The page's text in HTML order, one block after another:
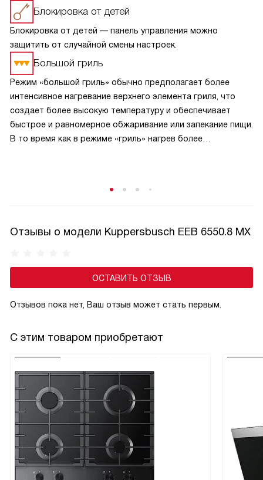
Блокировка от детей
Блокировка от детей — панель управления можно
защитить от случайной смены настроек.
Большой гриль
Режим «большой гриль» обычно предполагает более
интенсивное нагревание верхнего элемента гриля, что
создает более высокую температуру и обеспечивает
быстрое и равномерное обжаривание или запекание пищи.
В то время как в режиме «гриль» нагрев более
Отзывы о модели Kuppersbusch EEB 6550.8 MX
ОСТАВИТЬ ОТЗЫВ
Отзывов пока нет, Ваш отзыв может стать первым.
С этим товаром приобретают